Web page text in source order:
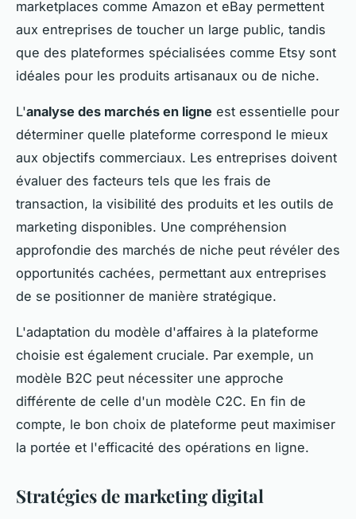
marketplaces comme Amazon et eBay permettent
aux entreprises de toucher un large public, tandis
que des plateformes spécialisées comme Etsy sont
idéales pour les produits artisanaux ou de niche.
L'analyse des marchés en ligne est essentielle pour
déterminer quelle plateforme correspond le mieux
aux objectifs commerciaux. Les entreprises doivent
évaluer des facteurs tels que les frais de
transaction, la visibilité des produits et les outils de
marketing disponibles. Une compréhension
approfondie des marchés de niche peut révéler des
opportunités cachées, permettant aux entreprises
de se positionner de manière stratégique.
L'adaptation du modèle d'affaires à la plateforme
choisie est également cruciale. Par exemple, un
modèle B2C peut nécessiter une approche
différente de celle d'un modèle C2C. En fin de
compte, le bon choix de plateforme peut maximiser
la portée et l'efficacité des opérations en ligne.
Stratégies de marketing digital